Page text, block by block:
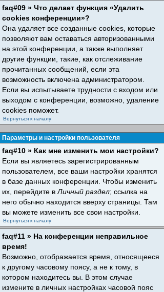
faq#09 » Что делает функция «Удалить
cookies конференции»?
Она удаляет все созданные cookies, которые
позволяют вам оставаться авторизованными
на этой конференции, а также выполняет
другие функции, такие, как отслеживание
прочитанных сообщений, если эта
возможность включена администратором.
Если вы испытываете трудности с входом или
выходом с конференции, возможно, удаление
cookies поможет.
Вернуться к началу
Параметры и настройки пользователя
faq#10 » Как мне изменить мои настройки?
Если вы являетесь зарегистрированным
пользователем, все ваши настройки хранятся
в базе данных конференции. Чтобы изменить
их, перейдите в Личный раздел; ссылка на
него обычно находится вверху страницы. Там
вы можете изменить все свои настройки.
Вернуться к началу
faq#11 » На конференции неправильное
время!
Возможно, отображается время, относящееся
к другому часовому поясу, а не к тому, в
котором находитесь вы. В этом случае
измените в личных настройках часовой пояс